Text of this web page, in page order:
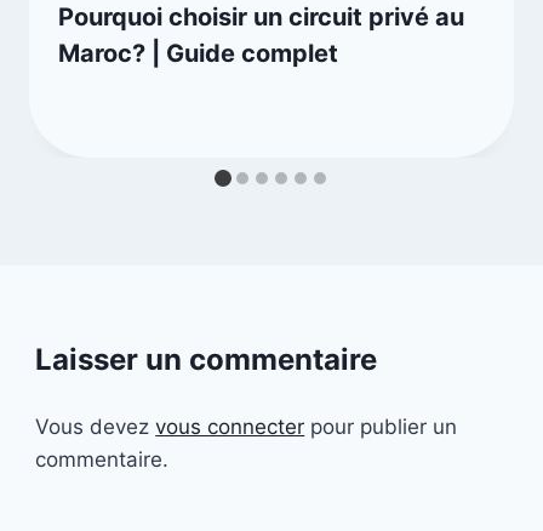
Pourquoi choisir un circuit privé au
Maroc? | Guide complet
Laisser un commentaire
Vous devezvous connecter pour publier un
commentaire.